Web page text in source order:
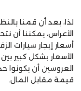
لذا، بعد أن قمنا
الأعراس، يمكننا أن
أسعار إيجار سيارات
الأسعار بشكل كبير
العروسين أن
قيمة مقابل المال.